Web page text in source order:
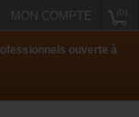
MON COMPTE
ouverte à